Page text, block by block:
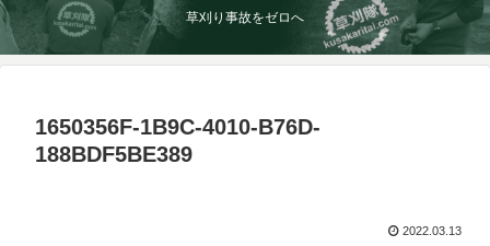
草刈り事故をゼロへ
1650356F-1B9C-4010-B76D-
188BDF5BE389
2022.03.13